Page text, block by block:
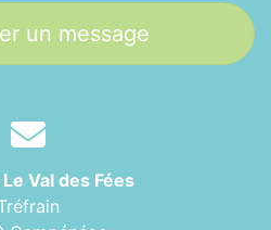
un message
Val des Fées